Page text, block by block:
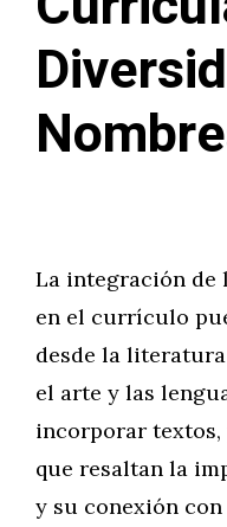
La integración de
en el currículo
desde la
el arte y las
incorporar
que resaltan la
y su conexión